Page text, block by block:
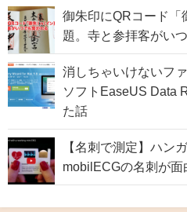
御朱印にQRコード「
題。寺と参拝客がい
消しちゃいけないフ
ソフトEaseUS Data
た話
【名刺で測定】ハン
mobilECGの名刺が面